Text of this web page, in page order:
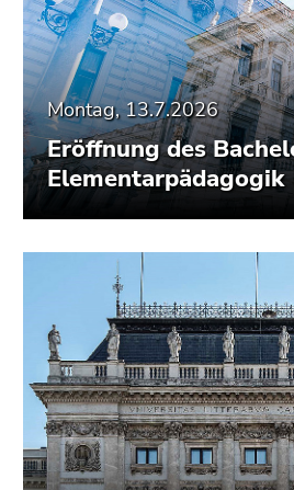
Montag, 13.7.2026
Eröffnung des
Elementarpädagogik